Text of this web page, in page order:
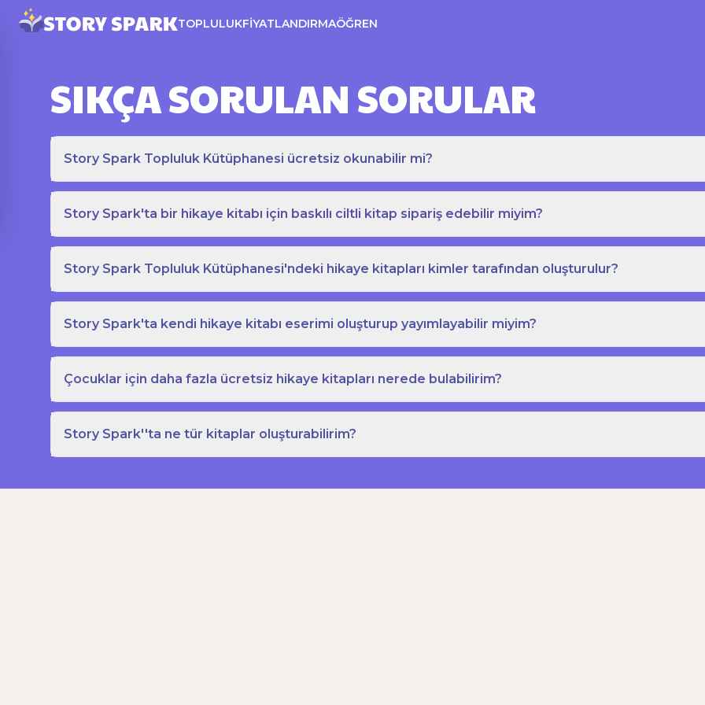
TOPLULUKFIYATLANDIRMAÖĞREN
SIKÇA SORULAN SORULAR
Story Spark Topluluk Kütüphanesi ücretsiz okunabilir mi?
Story Spark'ta bir hikaye kitabı için baskılı ciltli kitap sipariş edebilir miyim?
Story Spark Topluluk Kütüphanesi'ndeki hikaye kitapları kimler tarafından oluşturulur?
Story Spark'ta kendi hikaye kitabı eserimi oluşturup yayımlayabilir miyim?
Çocuklar için daha fazla ücretsiz hikaye kitapları nerede bulabilirim?
Story Spark''ta ne tür kitaplar oluşturabilirim?